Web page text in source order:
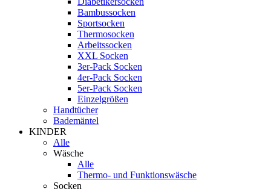
Bambussocken
Sportsocken
Thermosocken
Arbeitssocken
XXL Socken
3er-Pack Socken
4er-Pack Socken
5er-Pack Socken
Einzelgrößen
Handtücher
Bademäntel
KINDER
Alle
Wäsche
Alle
Thermo- und Funktionswäsche
Socken